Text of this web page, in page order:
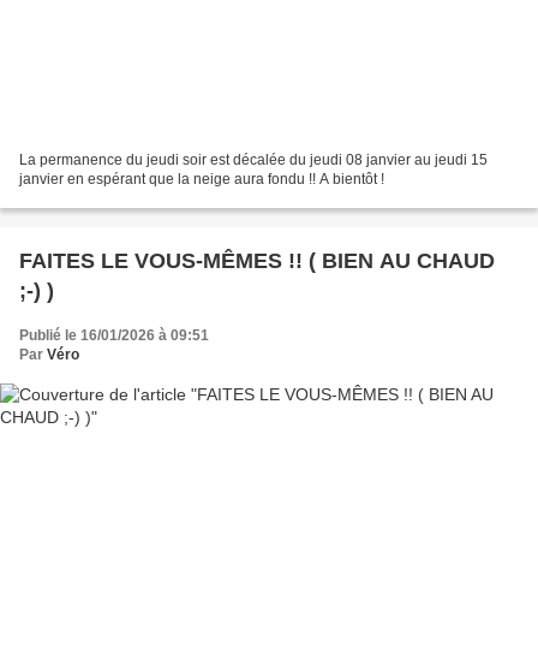
La permanence du jeudi soir est décalée du jeudi 08 janvier au jeudi 15
janvier en espérant que la neige aura fondu !! A bientôt !
FAITES LE VOUS-MÊMES !! ( BIEN AU CHAUD
;-) )
Publié le 16/01/2026 à 09:51
Par Véro